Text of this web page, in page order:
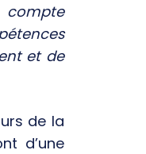
et de
de la
d’une